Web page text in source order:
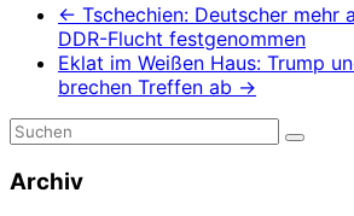
← Tschechien: Deutscher mehr
DDR-Flucht festgenommen
Eklat im Weißen Haus: Trump
brechen Treffen ab →
Archiv